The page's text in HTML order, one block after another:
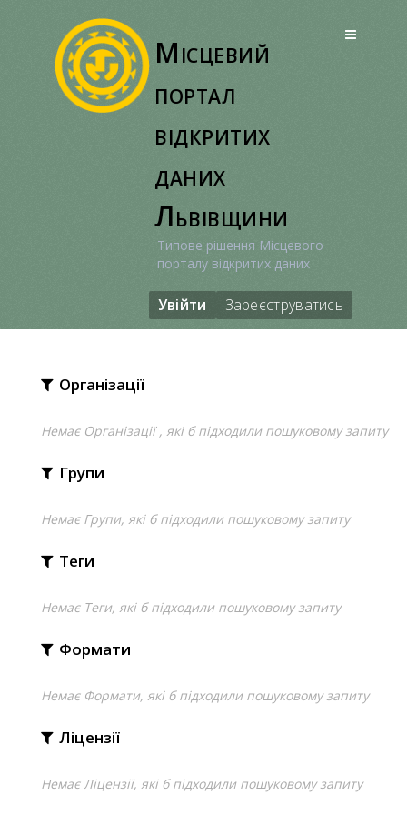
Місцевий
портал
відкритих
даних
Львівщини
Типове рішення Місцевого
порталу відкритих даних
Увійти Зареєструватись
Організації
Немає Організації , які б підходили пошуковому запиту
Групи
Немає Групи, які б підходили пошуковому запиту
Теги
Немає Теги, які б підходили пошуковому запиту
Формати
Немає Формати, які б підходили пошуковому запиту
Ліцензії
Немає Ліцензії, які б підходили пошуковому запиту